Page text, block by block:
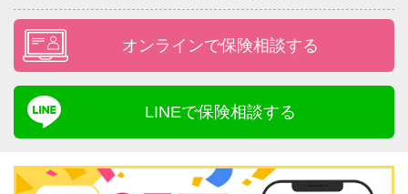
オンラインで保険相談する
LINEで保険相談する